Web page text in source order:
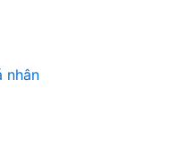
nhân